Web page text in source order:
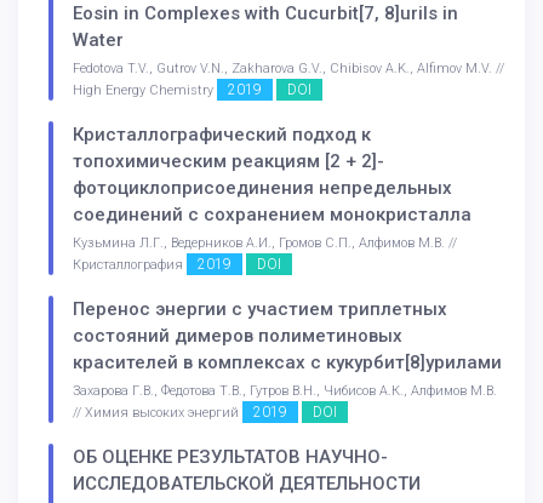
Eosin in Complexes with Cucurbit[7, 8]urils in
Water
Fedotova T.V., Gutrov V.N., Zakharova G.V., Chibisov A.K., Alfimov M.V. //
High Energy Chemistry
2019 DOI
Кристаллографический подход к
топохимическим реакциям [2 + 2]-
фотоциклоприсоединения непредельных
соединений с сохранением монокристалла
Кузьмина Л.Г., Ведерников А.И., Громов С.П., Алфимов М.В. //
Кристаллография
2019 DOI
Перенос энергии с участием триплетных
состояний димеров полиметиновых
красителей в комплексах с кукурбит[8]урилами
Захарова Г.В., Федотова Т.В., Гутров В.Н., Чибисов А.К., Алфимов М.В.
// Химия высоких энергий
2019 DOI
ОБ ОЦЕНКЕ РЕЗУЛЬТАТОВ НАУЧНО-
ИССЛЕДОВАТЕЛЬСКОЙ ДЕЯТЕЛЬНОСТИ